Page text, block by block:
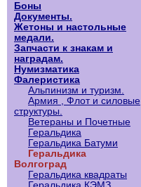
Боны
Документы.
Жетоны и настольные
медали.
Запчасти к знакам и
наградам.
Нумизматика
Фалеристика
Альпинизм и туризм.
Армия , Флот и силовые
структуры.
Ветераны и Почетные
Геральдика
Геральдика Батуми
Геральдика
Волгоград
Геральдика квадраты